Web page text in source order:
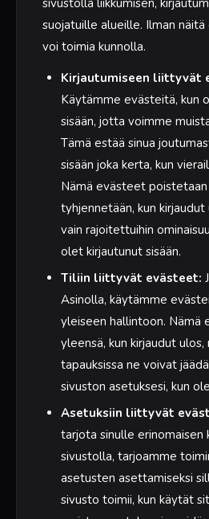
suojatuille alueille. Ilman
voi toimia kunnolla.
Kirjautumiseen liittyvät
Käytämme evästeitä, kun
sisään, jotta voimme
Tämä estää sinua
sisään joka kerta, kun
Nämä evästeet
tyhjennetään, kun
vain rajoitettuihin
olet kirjautunut sisään.
Tiliin liittyvät evästeet:
Asinolla, käytämme
yleiseen hallintoon. Nämä
yleensä, kun kirjaudut
tapauksissa ne voivat
sivuston asetuksesi, kun
Asetuksiin liittyvät
tarjota sinulle erinomaisen
sivustolla, tarjoamme
asetusten asettamiseksi
sivusto toimii, kun käytät